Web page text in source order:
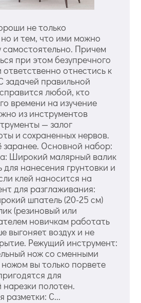
не только
и тем, что ими можно
самостоятельно. Причем
при этом безупречного
ответственно отнестись к
задачей правильной
любой, кто
времени на изучение
из инструментов
— залог
и сохраненных нервов.
заранее. Основной набор:
Широкий малярный валик
для нанесения грунтовки и
клей наносится на
для разглаживания:
шпатель (20-25 см)
(резиновый или
новичкам работать
выгоняет воздух и не
Режущий инструмент:
нож со сменными
вы только порвете
для
полотен.
разметки: С...